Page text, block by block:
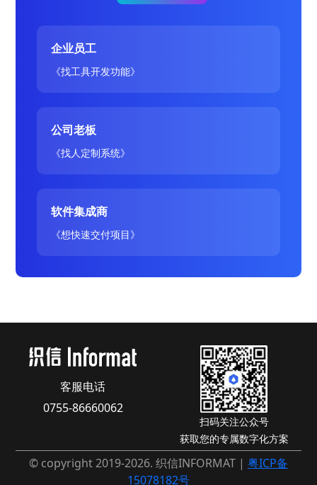
企业员工
《找工具开发功能》
公司老板
《找人定制系统》
软件集成商
《想快速交付项目》
客服电话
0755-86660062
扫码关注公众号
获取您的专属数字化方案
© copyright 2019-2026. 织信INFORMAT | 粤ICP备
15078182号